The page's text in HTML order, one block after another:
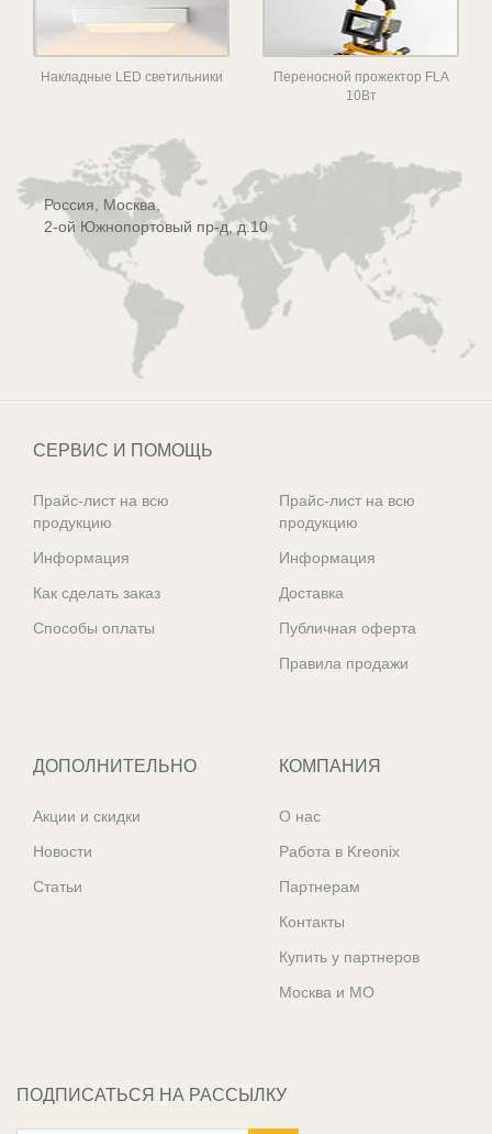
Накладные LED светильники
Переносной прожектор FLA
10Вт
Россия, Москва,
2-ой Южнопортовый пр-д, д.10
СЕРВИС И ПОМОЩЬ
Прайс-лист на всю
продукцию
Информация
Как сделать заказ
Способы оплаты
Прайс-лист на всю
продукцию
Информация
Доставка
Публичная оферта
Правила продажи
ДОПОЛНИТЕЛЬНО
Акции и скидки
Новости
Статьи
КОМПАНИЯ
О нас
Работа в Kreonix
Партнерам
Контакты
Купить у партнеров
Москва и МО
ПОДПИСАТЬСЯ НА РАССЫЛКУ